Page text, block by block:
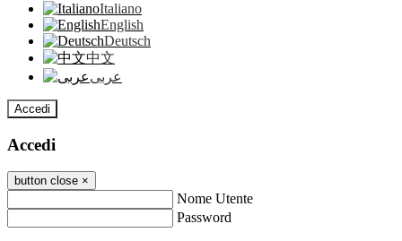
Italiano
English
Deutsch
中文
عربى
Accedi
Accedi
button close ×
Nome Utente
Password